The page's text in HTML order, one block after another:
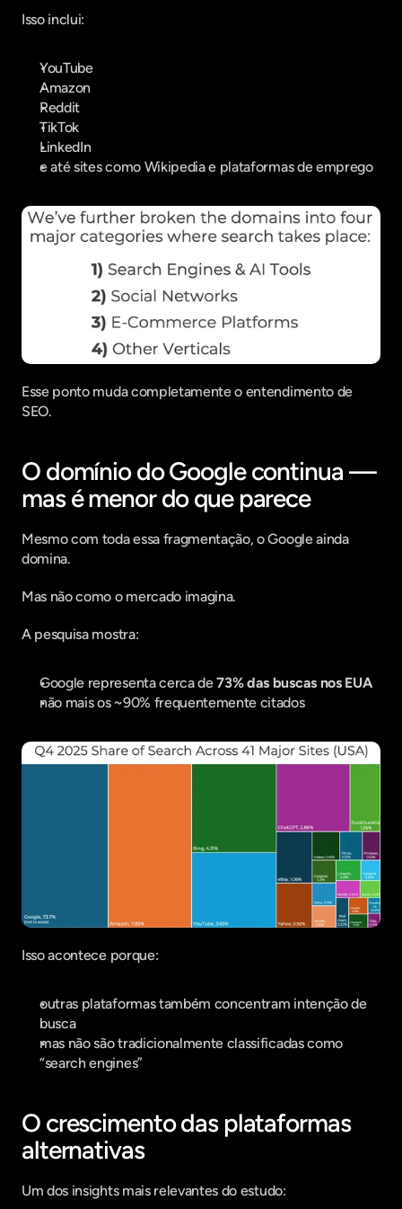
Isso inclui:
YouTube
Amazon
Reddit
TikTok
LinkedIn
e até sites como Wikipedia e plataformas de emprego
Esse ponto muda completamente o entendimento de
SEO.
O domínio do Google continua —
mas é menor do que parece
Mesmo com toda essa fragmentação, o Google ainda
domina.
Mas não como o mercado imagina.
A pesquisa mostra:
Google representa cerca de 73% das buscas nos EUA
não mais os ~90% frequentemente citados
Isso acontece porque:
outras plataformas também concentram intenção de
busca
mas não são tradicionalmente classificadas como
“search engines”
O crescimento das plataformas
alternativas
Um dos insights mais relevantes do estudo: